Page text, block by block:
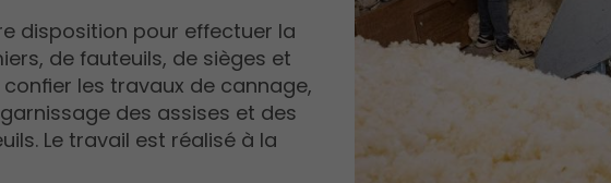
disposition pour effectuer la
de fauteuils, de sièges et
les travaux de cannage,
des assises et des
Le travail est réalisé à la